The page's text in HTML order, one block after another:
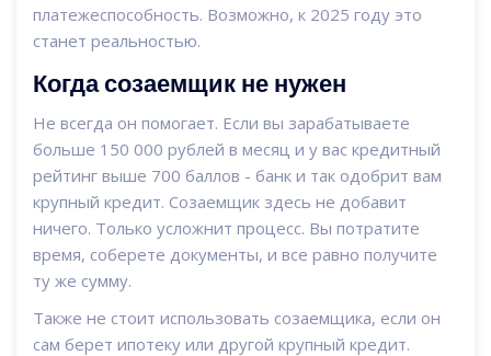
платежеспособность. Возможно, к 2025 году это
станет реальностью.
Когда созаемщик не нужен
Не всегда он помогает. Если вы зарабатываете
больше 150 000 рублей в месяц и у вас кредитный
рейтинг выше 700 баллов - банк и так одобрит вам
крупный кредит. Созаемщик здесь не добавит
ничего. Только усложнит процесс. Вы потратите
время, соберете документы, и все равно получите
ту же сумму.
Также не стоит использовать созаемщика, если он
сам берет ипотеку или другой крупный кредит.